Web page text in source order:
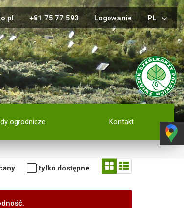
+81 75 77 593 Logowanie PL
ogrodnicze Kontakt
tylko dostępne